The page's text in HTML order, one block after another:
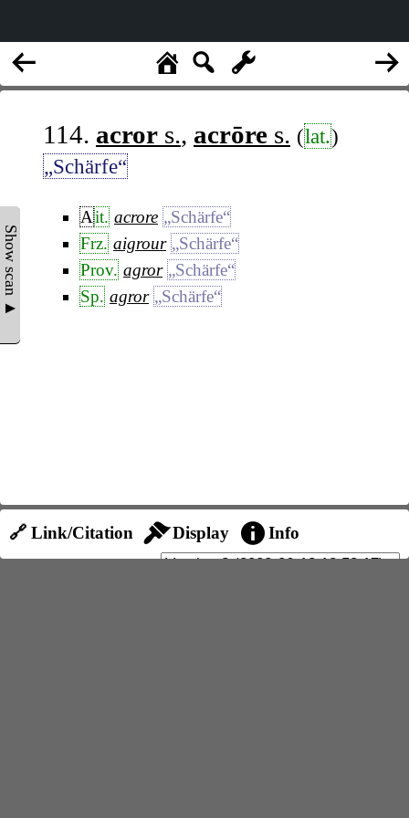
Show scan ▲
114. acror s., acrōre s. (lat.)
„Schärfe“
Ait. acrore „Schärfe“
Frz. aigrour „Schärfe“
Prov. agror „Schärfe“
Sp. agror „Schärfe“
🔗 Link/Citation Display Info